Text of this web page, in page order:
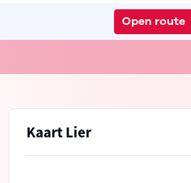
Open route
Kaart Lier